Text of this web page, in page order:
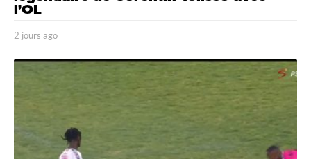
l’OL
2 jours ago
o
o